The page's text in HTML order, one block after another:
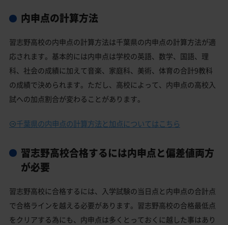
内申点の計算方法
習志野高校の内申点の計算方法は千葉県の内申点の計算方法が適
応されます。基本的には内申点は学校の英語、数学、国語、理
科、社会の成績に加えて音楽、家庭科、美術、体育の合計9教科
の成績で決められます。ただし、高校によって、内申点の高校入
試への加点割合が変わることがあります。
千葉県の内申点の計算方法と加点についてはこちら
習志野高校合格するには内申点と偏差値両方
が必要
習志野高校に合格するには、入学試験の当日点と内申点の合計点
で合格ラインを越える必要があります。習志野高校の合格最低点
をクリアする為にも、内申点は多くとっておくに越した事はあり